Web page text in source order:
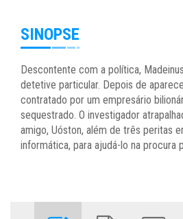
SINOPSE
Descontente com a política,
detetive particular. Depois de
contratado por um empresário
sequestrado. O investigador
amigo, Uóston, além de três peritas
informática, para ajudá-lo na procura